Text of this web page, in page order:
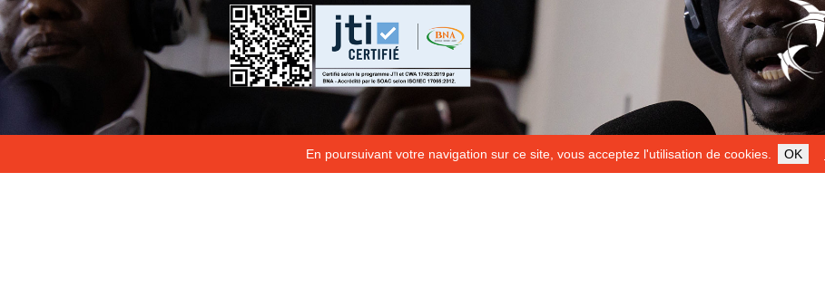
En poursuivant votre navigation sur ce site, vous acceptez l'utilisation de cookies. OK
ILS NOUS SOUTIENNENT